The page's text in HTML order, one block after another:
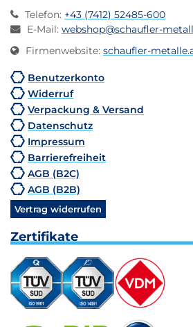
Telefon: +43 (7412) 52485-600
E-Mail: webshop@schaufler-
Firmenwebsite: schaufler-
Benutzerkonto
Widerruf
Verpackung & Versand
Datenschutz
Impressum
Barrierefreiheit
AGB (B2C)
AGB (B2B)
Vertrag widerrufen
Zertifikate